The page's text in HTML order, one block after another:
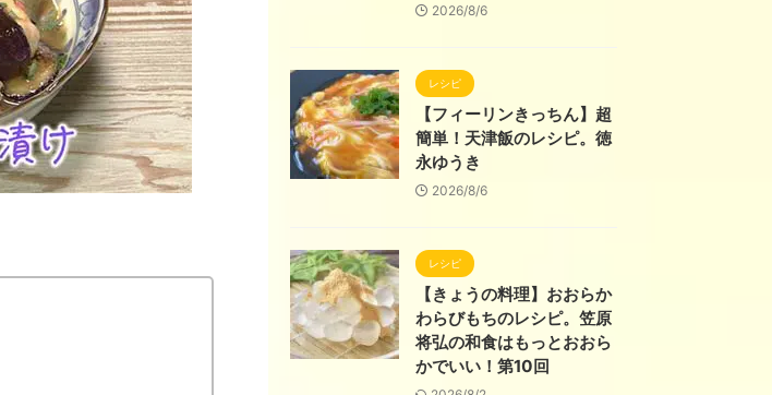
2026/8/6
レシピ
【フィーリンきっちん】超
簡単！天津飯のレシピ。徳
永ゆうき
2026/8/6
レシピ
【きょうの料理】おおらか
わらびもちのレシピ。笠原
将弘の和食はもっとおおら
かでいい！第10回